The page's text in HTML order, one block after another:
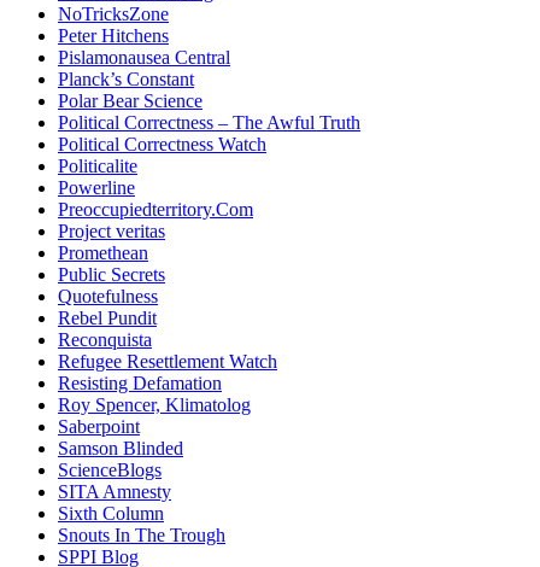
NoTricksZone
Peter Hitchens
Pislamonausea Central
Planck’s Constant
Polar Bear Science
Political Correctness – The Awful Truth
Political Correctness Watch
Politicalite
Powerline
Preoccupiedterritory.Com
Project veritas
Promethean
Public Secrets
Quotefulness
Rebel Pundit
Reconquista
Refugee Resettlement Watch
Resisting Defamation
Roy Spencer, Klimatolog
Saberpoint
Samson Blinded
ScienceBlogs
SITA Amnesty
Sixth Column
Snouts In The Trough
SPPI Blog